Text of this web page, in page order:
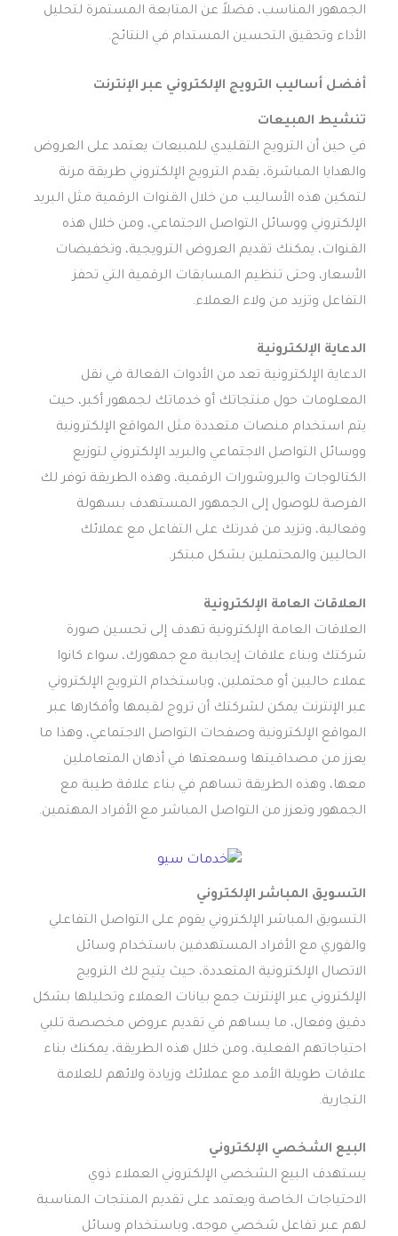
الجمهور المناسب، فضلاً عن المتابعة المستمرة لتحليل
الأداء وتحقيق التحسين المستدام في النتائج.
أفضل أساليب الترويج الإلكتروني عبر الإنترنت
تنشيط المبيعات
في حين أن الترويج التقليدي للمبيعات يعتمد على العروض
والهدايا المباشرة، يقدم الترويج الإلكتروني طريقة مرنة
لتمكين هذه الأساليب من خلال القنوات الرقمية مثل البريد
الإلكتروني ووسائل التواصل الاجتماعي، ومن خلال هذه
القنوات، يمكنك تقديم العروض الترويجية، وتخفيضات
الأسعار، وحتى تنظيم المسابقات الرقمية التي تحفز
التفاعل وتزيد من ولاء العملاء.
الدعاية الإلكترونية
الدعاية الإلكترونية تعد من الأدوات الفعالة في نقل
المعلومات حول منتجاتك أو خدماتك لجمهور أكبر، حيث
يتم استخدام منصات متعددة مثل المواقع الإلكترونية
ووسائل التواصل الاجتماعي والبريد الإلكتروني لتوزيع
الكتالوجات والبروشورات الرقمية، وهذه الطريقة توفر لك
الفرصة للوصول إلى الجمهور المستهدف بسهولة
وفعالية، وتزيد من قدرتك على التفاعل مع عملائك
الحاليين والمحتملين بشكل مبتكر.
العلاقات العامة الإلكترونية
العلاقات العامة الإلكترونية تهدف إلى تحسين صورة
شركتك وبناء علاقات إيجابية مع جمهورك، سواء كانوا
عملاء حاليين أو محتملين، وباستخدام الترويج الإلكتروني
عبر الإنترنت يمكن لشركتك أن تروج لقيمها وأفكارها عبر
المواقع الإلكترونية وصفحات التواصل الاجتماعي، وهذا ما
يعزز من مصداقيتها وسمعتها في أذهان المتعاملين
معها، وهذه الطريقة تساهم في بناء علاقة طيبة مع
الجمهور وتعزز من التواصل المباشر مع الأفراد المهتمين.
التسويق المباشر الإلكتروني
التسويق المباشر الإلكتروني يقوم على التواصل التفاعلي
والفوري مع الأفراد المستهدفين باستخدام وسائل
الاتصال الإلكترونية المتعددة، حيث يتيح لك الترويج
الإلكتروني عبر الإنترنت جمع بيانات العملاء وتحليلها بشكل
دقيق وفعال، ما يساهم في تقديم عروض مخصصة تلبي
احتياجاتهم الفعلية، ومن خلال هذه الطريقة، يمكنك بناء
علاقات طويلة الأمد مع عملائك وزيادة ولائهم للعلامة
التجارية.
البيع الشخصي الإلكتروني
يستهدف البيع الشخصي الإلكتروني العملاء ذوي
الاحتياجات الخاصة ويعتمد على تقديم المنتجات المناسبة
لهم عبر تفاعل شخصي موجه، وباستخدام وسائل